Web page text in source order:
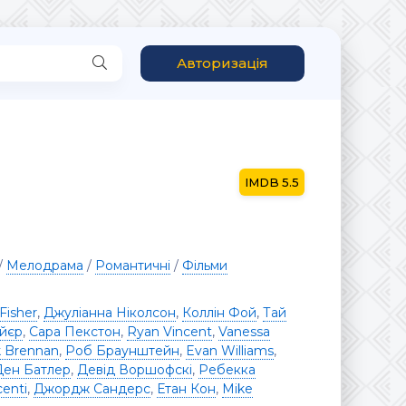
Авторизація
5.5
Мелодрама / Романтичні / Фільми
, Джуліанна Ніколсон, Коллін Фой, Тай
, Сара Пекстон, Ryan Vincent, Vanessa
Brennan, Роб Браунштейн, Evan Williams,
Батлер, Девід Воршофскі, Ребекка
, Джордж Сандерс, Етан Кон, Mike